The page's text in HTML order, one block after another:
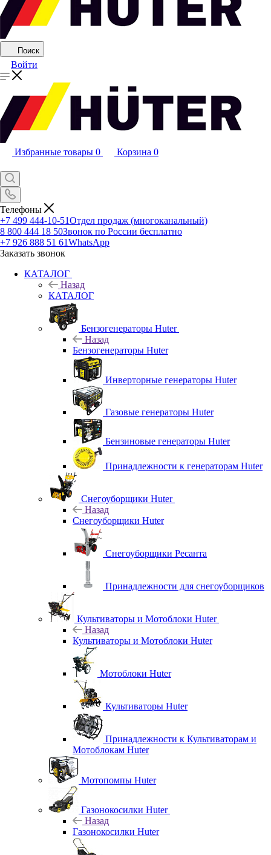
Поиск
Войти
Избранные товары 0 Корзина 0
Телефоны
+7 499 444-10-51Отдел продаж (многоканальный)
8 800 444 18 50Звонок по России бесплатно
+7 926 888 51 61WhatsApp
Заказать звонок
КАТАЛОГ
Назад
КАТАЛОГ
Бензогенераторы Huter
Назад
Бензогенераторы Huter
Инверторные генераторы Huter
Газовые генераторы Huter
Бензиновые генераторы Huter
Принадлежности к генераторам Huter
Снегоуборщики Huter
Назад
Снегоуборщики Huter
Снегоуборщики Ресанта
Принадлежности для снегоуборщиков
Культиваторы и Мотоблоки Huter
Назад
Культиваторы и Мотоблоки Huter
Мотоблоки Huter
Культиваторы Huter
Принадлежности к Культиваторам и
Мотоблокам Huter
Мотопомпы Huter
Газонокосилки Huter
Назад
Газонокосилки Huter